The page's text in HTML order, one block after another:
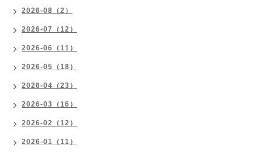
2026-08（2）
2026-07（12）
2026-06（11）
2026-05（18）
2026-04（23）
2026-03（16）
2026-02（12）
2026-01（11）